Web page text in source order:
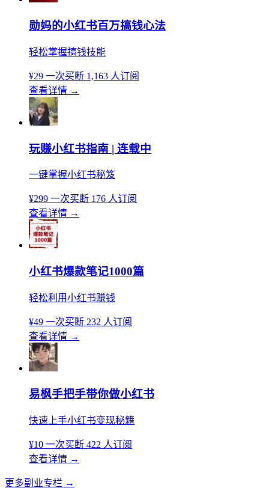
勋妈的小红书百万搞钱心法
轻松掌握搞钱技能
¥29 一次买断 1,163 人订阅
查看详情 →
玩赚小红书指南 | 连载中
一键掌握小红书秘笈
¥299 一次买断 176 人订阅
查看详情 →
小红书爆款笔记1000篇
轻松利用小红书赚钱
¥49 一次买断 232 人订阅
查看详情 →
易枫手把手带你做小红书
快速上手小红书变现秘籍
¥10 一次买断 422 人订阅
查看详情 →
更多副业专栏 →